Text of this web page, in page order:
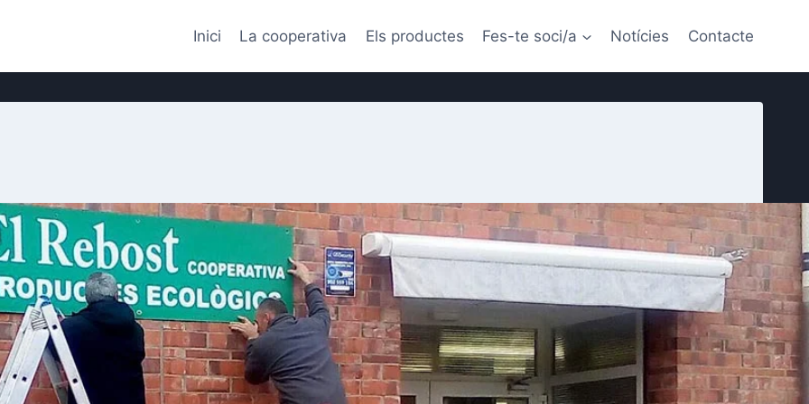
Inici La cooperativa Els productes Fes-te soci/a Notícies Contacte